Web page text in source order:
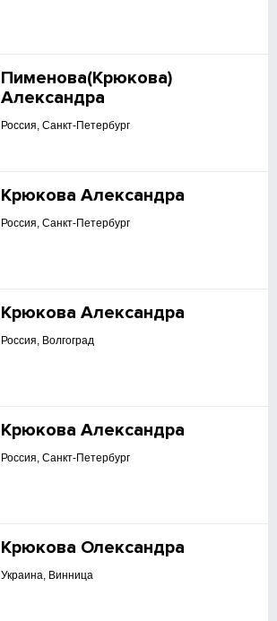
Пименова(Крюкова)
Александра
Россия, Санкт-Петербург
Крюкова Александра
Россия, Санкт-Петербург
Крюкова Александра
Россия, Волгоград
Крюкова Александра
Россия, Санкт-Петербург
Крюкова Олександра
Украина, Винница